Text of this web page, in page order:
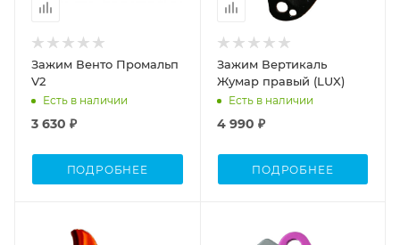
Зажим Венто Промальп
V2
Есть в наличии
3 630 ₽
ПОДРОБНЕЕ
Зажим Вертикаль
Жумар правый (LUX)
Есть в наличии
4 990 ₽
ПОДРОБНЕЕ